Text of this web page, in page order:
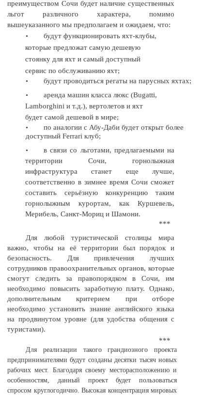
преимуществом Сочи будет наличие существенных
льгот различного характера, помимо
вышеуказанного мы предполагаем и ожидаем, что:
• будут функционировать яхт-клубы,
которые предложат самую дешевую
стоянку для яхт и самый доступный
сервис по обслуживанию яхт;
• будут проводиться регаты на парусных яхтах;
•
аренда машин класса люкс (Bugatti,
Lamborghini и т.д.), вертолетов и яхт
будет самой дешевой в мире;
• по аналогии с Абу-Даби будет открыт более
доступный Ferrari клуб;
•
в связи со льготами, предлагаемыми на
территории Сочи, горнолыжная
инфраструктура станет еще лучше,
соответственно в зимнее время Сочи сможет
составить серьёзную конкуренцию таким
горнолыжным курортам, как Куршевель,
Мерибель, Санкт-Мориц и Шамони.
***
Для любой туристической столицы мира
важно, чтобы на её территории был порядок и
безопасность. Для привлечения лучших
сотрудников правоохранительных органов, которые
смогут следить за правопорядком в Сочи, им
необходимо повысить заработную плату. Однако,
дополнительным критерием при отборе
необходимо установить знание английского языка
на продвинутом уровне (для удобства общения с
туристами).
***
Для реализации такого грандиозного проекта
предпринимателями будут созданы десятки тысяч новых
рабочих мест. Благодаря своему месторасположению и
особенностям, данный проект будет пользоваться
спросом круглогодично. Высокая концентрация мировых